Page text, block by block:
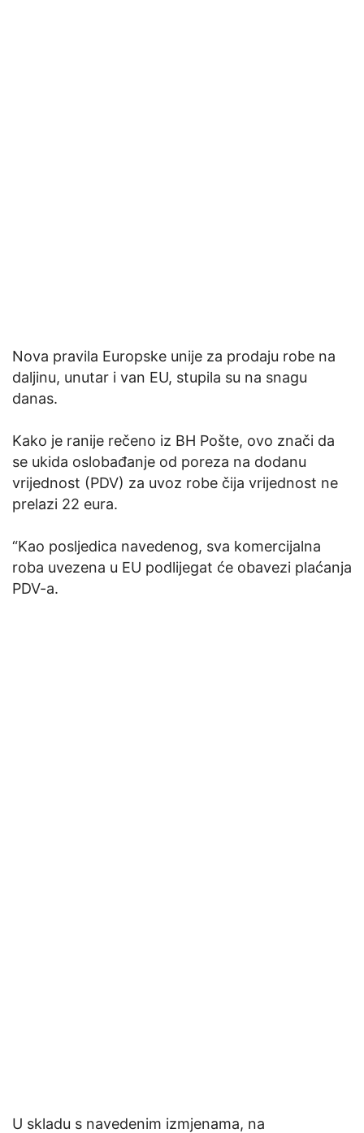
Nova pravila Europske unije za prodaju robe na
daljinu, unutar i van EU, stupila su na snagu
danas.
Kako je ranije rečeno iz BH Pošte, ovo znači da
se ukida oslobađanje od poreza na dodanu
vrijednost (PDV) za uvoz robe čija vrijednost ne
prelazi 22 eura.
“Kao posljedica navedenog, sva komercijalna
roba uvezena u EU podlijegat će obavezi plaćanja
PDV-a.
U skladu s navedenim izmjenama, na